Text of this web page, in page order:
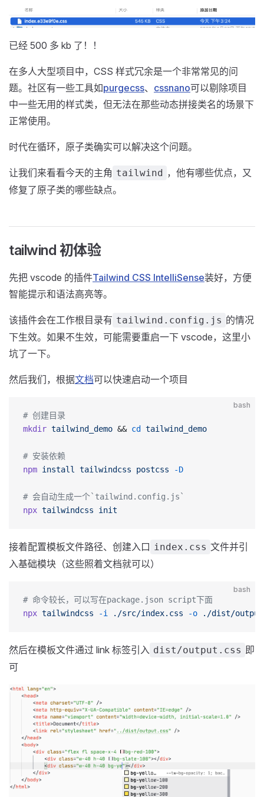
已经 500 多 kb 了！！
在多人大型项目中，CSS 样式冗余是一个非常常见的问
题。社区有一些工具如purgecss、 cssnano可以剔除项目
中一些无用的样式类，但无法在那些动态拼接类名的场景下
正常使用。
时代在循环，原子类确实可以解决这个问题。
让我们来看看今天的主角 tailwind ，他有哪些优点，又
修复了原子类的哪些缺点。
tailwind 初体验
先把 vscode 的插件Tailwind CSS IntelliSense装好，方便
智能提示和语法高亮等。
该插件会在工作根目录有 tailwind.config.js 的情况
下生效。如果不生效，可能需要重启一下 vscode，这里小
坑了一下。
然后我们，根据文档可以快速启动一个项目
bash
# 创建目录
mkdir tailwind_demo && cd tailwind_demo
# 安装依赖
npm install tailwindcss postcss -D
# 会自动生成一个`tailwind.config.js`
npx tailwindcss init
接着配置模板文件路径、创建入口 index.css 文件并引
入基础模块（这些照着文档就可以）
bash
# 命令较长，可以写在package.json script下面
npx tailwindcss -i ./src/index.css -o ./dist/
然后在模板文件通过 link 标签引入 dist/output.css 即
可